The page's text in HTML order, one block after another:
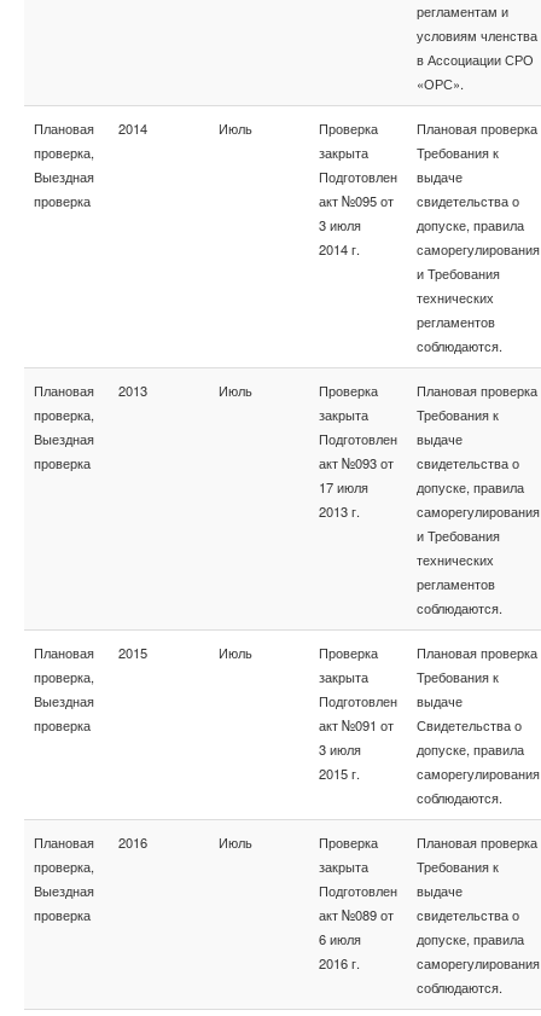
регламентам и
условиям членства
в Ассоциации СРО
«ОРС».
Плановая
проверка,
Выездная
проверка
2014 Июль
Проверка
закрыта
Подготовлен
акт №095 от
3 июля
2014 г.
Плановая проверка
Требования к
выдаче
свидетельства о
допуске, правила
саморегулирования
и Требования
технических
регламентов
соблюдаются.
Плановая
проверка,
Выездная
проверка
2013 Июль
Проверка
закрыта
Подготовлен
акт №093 от
17 июля
2013 г.
Плановая проверка
Требования к
выдаче
свидетельства о
допуске, правила
саморегулирования
и Требования
технических
регламентов
соблюдаются.
Плановая
проверка,
Выездная
проверка
2015 Июль
Проверка
закрыта
Подготовлен
акт №091 от
3 июля
2015 г.
Плановая проверка
Требования к
выдаче
Свидетельства о
допуске, правила
саморегулирования
соблюдаются.
Плановая
проверка,
Выездная
проверка
2016 Июль
Проверка
закрыта
Подготовлен
акт №089 от
6 июля
2016 г.
Плановая проверка
Требования к
выдаче
свидетельства о
допуске, правила
саморегулирования
соблюдаются.